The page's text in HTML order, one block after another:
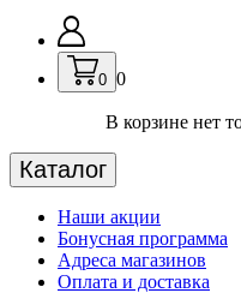
0 0
В корзине нет
Каталог
Наши акции
Бонусная программа
Адреса магазинов
Оплата и доставка